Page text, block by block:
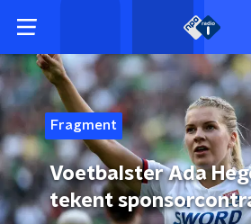
Fragment
Voetbalster Ada
tekent